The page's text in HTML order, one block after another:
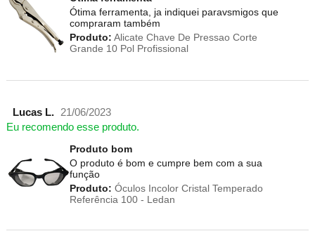
Ótima ferramenta, ja indiquei paravsmigos que
compraram também
Produto: Alicate Chave De Pressao Corte
Grande 10 Pol Profissional
Lucas L.
21/06/2023
Eu recomendo esse produto.
Produto bom
O produto é bom e cumpre bem com a sua
função
Produto: Óculos Incolor Cristal Temperado
Referência 100 - Ledan